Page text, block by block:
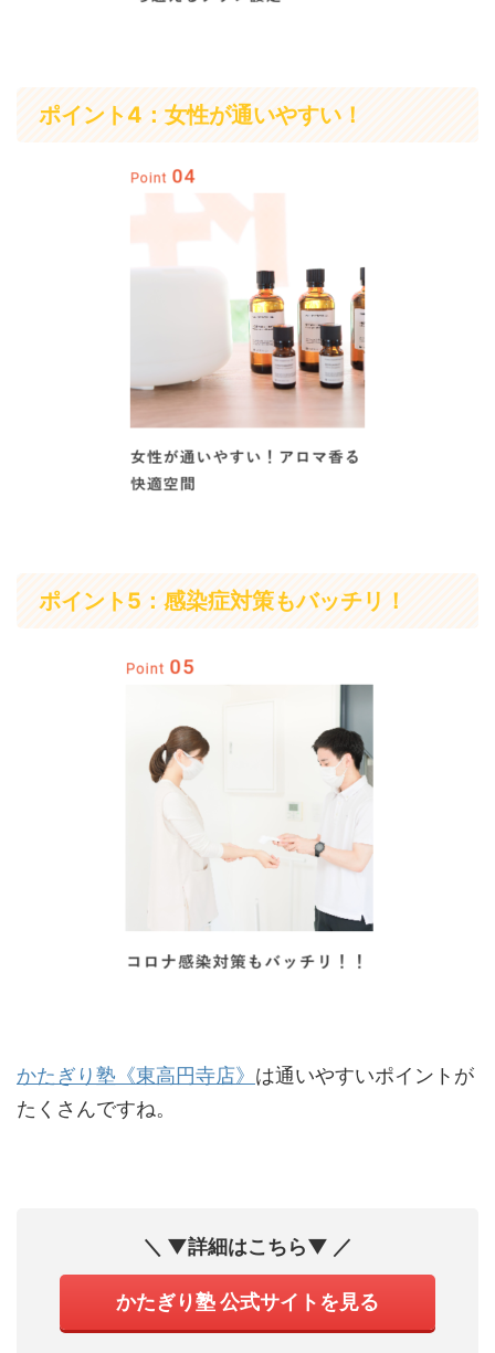
ポイント4：女性が通いやすい！
ポイント5：感染症対策もバッチリ！
かたぎり塾《東高円寺店》 は通いやすいポイントが
たくさんですね。
＼ ▼詳細はこちら▼ ／
かたぎり塾 公式サイトを見る